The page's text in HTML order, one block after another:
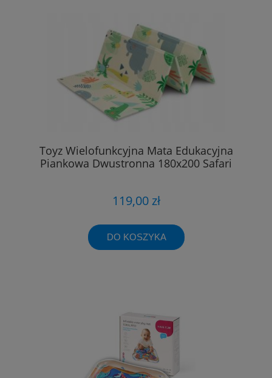
Toyz Wielofunkcyjna Mata Edukacyjna
Piankowa Dwustronna 180x200 Safari
119,00 zł
DO KOSZYKA